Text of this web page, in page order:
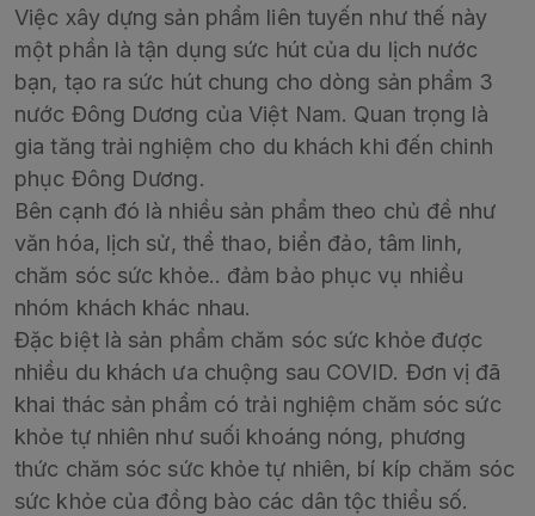
Việc xây dựng sản phẩm liên tuyến như thế này
một phần là tận dụng sức hút của du lịch nước
bạn, tạo ra sức hút chung cho dòng sản phẩm 3
nước Đông Dương của Việt Nam. Quan trọng là
gia tăng trải nghiệm cho du khách khi đến chinh
phục Đông Dương.
Bên cạnh đó là nhiều sản phẩm theo chủ đề như
văn hóa, lịch sử, thể thao, biển đảo, tâm linh,
chăm sóc sức khỏe.. đảm bảo phục vụ nhiều
nhóm khách khác nhau.
Đặc biệt là sản phẩm chăm sóc sức khỏe được
nhiều du khách ưa chuộng sau COVID. Đơn vị đã
khai thác sản phẩm có trải nghiệm chăm sóc sức
khỏe tự nhiên như suối khoáng nóng, phương
thức chăm sóc sức khỏe tự nhiên, bí kíp chăm sóc
sức khỏe của đồng bào các dân tộc thiểu số.